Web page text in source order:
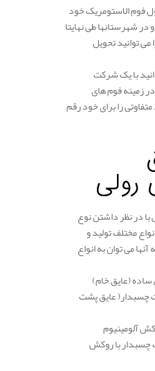
فوم الاستومریک خود
شهرستانها طی نهایتا
توانید تحویل
با یک شرکت
زمینه فوم های
را برای خود رقم
رولی
در نظر داشتن نوع
مختلف تولید و
می توان به انواع
چسبدار( عایق پشت
چسبدار با روکش